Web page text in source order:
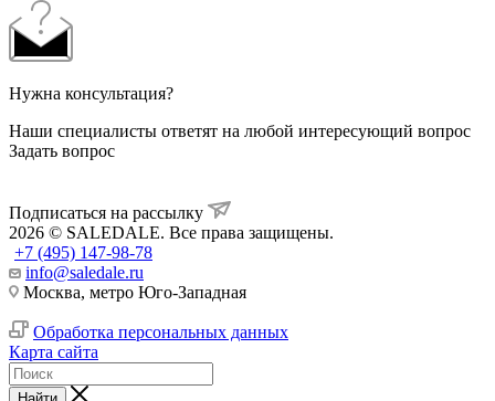
Нужна консультация?
Наши специалисты ответят на любой интересующий вопрос
Задать вопрос
Подписаться на рассылку
2026 © SALEDALE. Все права защищены.
+7 (495) 147-98-78
info@saledale.ru
Москва, метро Юго-Западная
Обработка персональных данных
Карта сайта